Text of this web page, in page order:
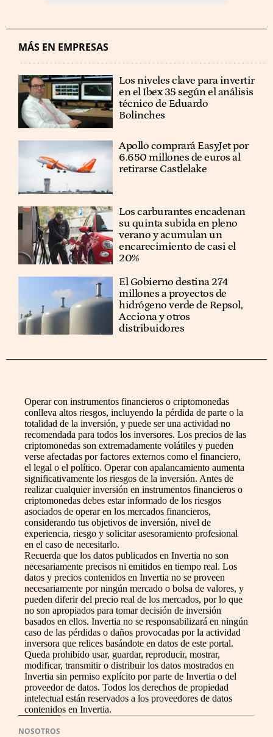
MÁS EN EMPRESAS
Los niveles clave para invertir
en el Ibex 35 según el análisis
técnico de Eduardo
Bolinches
Apollo comprará EasyJet por
6.650 millones de euros al
retirarse Castlelake
Los carburantes encadenan
su quinta subida en pleno
verano y acumulan un
encarecimiento de casi el
20%
El Gobierno destina 274
millones a proyectos de
hidrógeno verde de Repsol,
Acciona y otros
distribuidores
Operar con instrumentos financieros o criptomonedas
conlleva altos riesgos, incluyendo la pérdida de parte o la
totalidad de la inversión, y puede ser una actividad no
recomendada para todos los inversores. Los precios de las
criptomonedas son extremadamente volátiles y pueden
verse afectadas por factores externos como el financiero,
el legal o el político. Operar con apalancamiento aumenta
significativamente los riesgos de la inversión. Antes de
realizar cualquier inversión en instrumentos financieros o
criptomonedas debes estar informado de los riesgos
asociados de operar en los mercados financieros,
considerando tus objetivos de inversión, nivel de
experiencia, riesgo y solicitar asesoramiento profesional
en el caso de necesitarlo.
Recuerda que los datos publicados en Invertia no son
necesariamente precisos ni emitidos en tiempo real. Los
datos y precios contenidos en Invertia no se proveen
necesariamente por ningún mercado o bolsa de valores, y
pueden diferir del precio real de los mercados, por lo que
no son apropiados para tomar decisión de inversión
basados en ellos. Invertia no se responsabilizará en ningún
caso de las pérdidas o daños provocadas por la actividad
inversora que relices basándote en datos de este portal.
Queda prohibido usar, guardar, reproducir, mostrar,
modificar, transmitir o distribuir los datos mostrados en
Invertia sin permiso explícito por parte de Invertia o del
proveedor de datos. Todos los derechos de propiedad
intelectual están reservados a los proveedores de datos
contenidos en Invertia.
NOSOTROS